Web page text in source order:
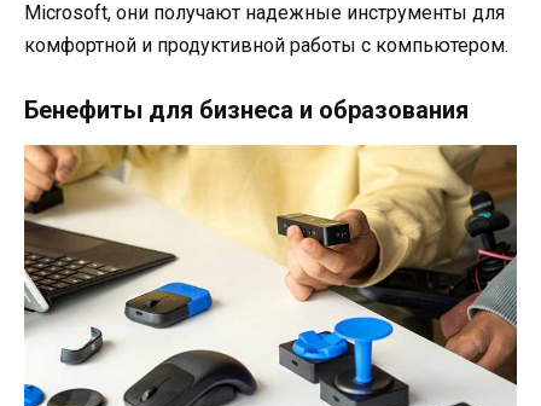
Microsoft, они получают надежные инструменты для
комфортной и продуктивной работы с компьютером.
Бенефиты для бизнеса и образования